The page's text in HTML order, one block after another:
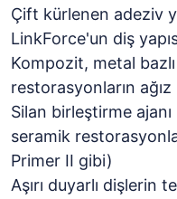
Çift kürlenen adeziv
LinkForce'un diş
Kompozit, metal
restorasyonların ağız
Silan birleştirme
seramik
Primer II gibi)
Aşırı duyarlı dişlerin